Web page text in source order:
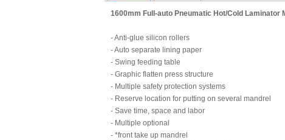
1600mm Full-auto Pneumatic Hot/Cold Laminator
- Anti-glue silicon rollers
- Auto separate lining paper
- Swing feeding table
- Graphic flatten press structure
- Multiple safety protection systems
- Reserve location for putting on several mandrel
- Save time, space and labor
- Multiple optional
- *front take up mandrel